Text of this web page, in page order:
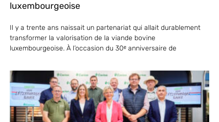
luxembourgeoise
Il y a trente ans naissait un partenariat qui allait durablement
transformer la valorisation de la viande bovine
luxembourgeoise. À l’occasion du 30ᵉ anniversaire de